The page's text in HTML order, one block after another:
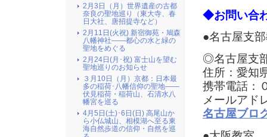
◆お問い合
●名古屋支
◎名古屋支
住所：愛知
携帯電話：
メールアド
名古屋ブロ
2月3日（月）世界遺産の古都
奈良の聖地巡り（東大寺、春
日大社、唐招提寺など）
2月11日(火祝) 新宿御苑・鳩森
八幡神社――都心の水と緑の
聖地をめぐる
2月24日(月･祝) 富士山を望む
聖地巡りのお知らせ
３月10日（月）京都：日本最
多の稲荷･八幡信仰の聖地――
伏見稲荷・稲荷山、石清水八
幡宮を巡る
4月5日(土)･6日(日) 高尾山か
ら小仏城山、相模湖へ至る東
海自然歩道の信仰・自然を巡